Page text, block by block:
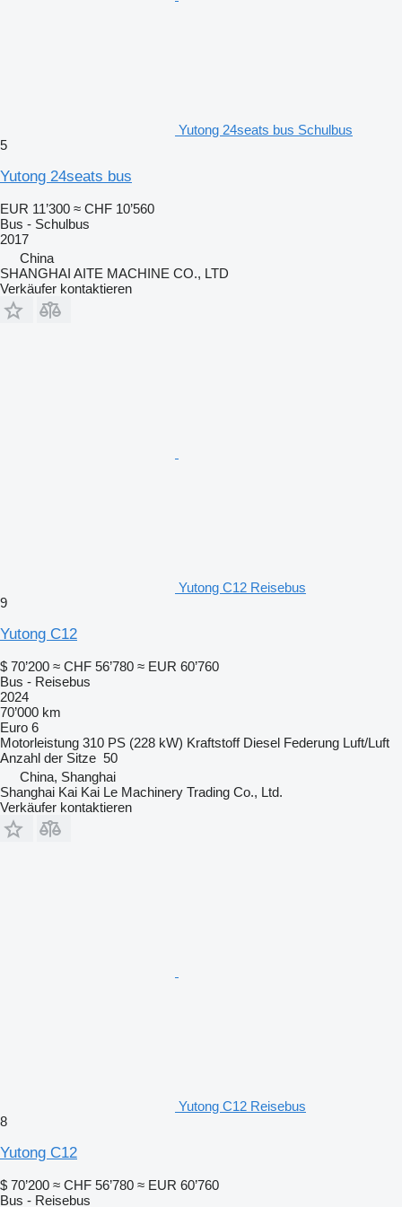
Yutong 24seats bus Schulbus
5
Yutong 24seats bus
EUR 11’300 ≈ CHF 10’560
Bus - Schulbus
2017
China
SHANGHAI AITE MACHINE CO., LTD
Verkäufer kontaktieren
Yutong C12 Reisebus
9
Yutong C12
$ 70’200 ≈ CHF 56’780 ≈ EUR 60’760
Bus - Reisebus
2024
70’000 km
Euro 6
Motorleistung 310 PS (228 kW) Kraftstoff Diesel Federung Luft/Luft
Anzahl der Sitze 50
China, Shanghai
Shanghai Kai Kai Le Machinery Trading Co., Ltd.
Verkäufer kontaktieren
Yutong C12 Reisebus
8
Yutong C12
$ 70’200 ≈ CHF 56’780 ≈ EUR 60’760
Bus - Reisebus